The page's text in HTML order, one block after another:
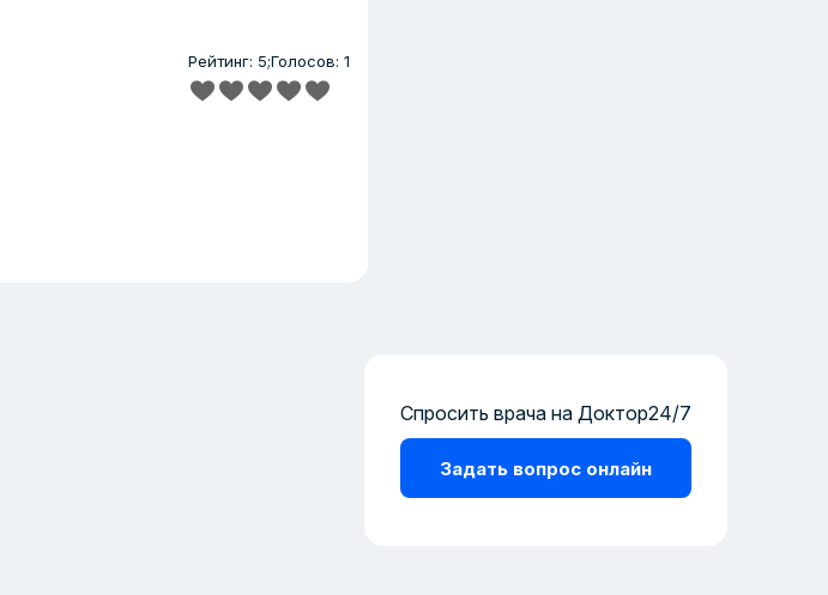
Рейтинг: 5;Голосов: 1
Спросить врача на Доктор24/7
Задать вопрос онлайн